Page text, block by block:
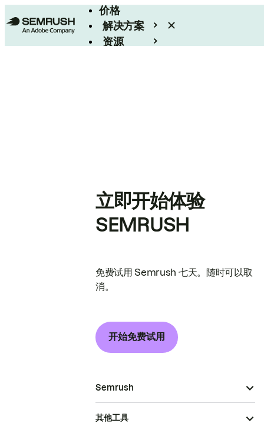
价格
解决方案
资源
立即开始体验
SEMRUSH
免费试用 Semrush 七天。随时可以取
消。
开始免费试用
Semrush
其他工具